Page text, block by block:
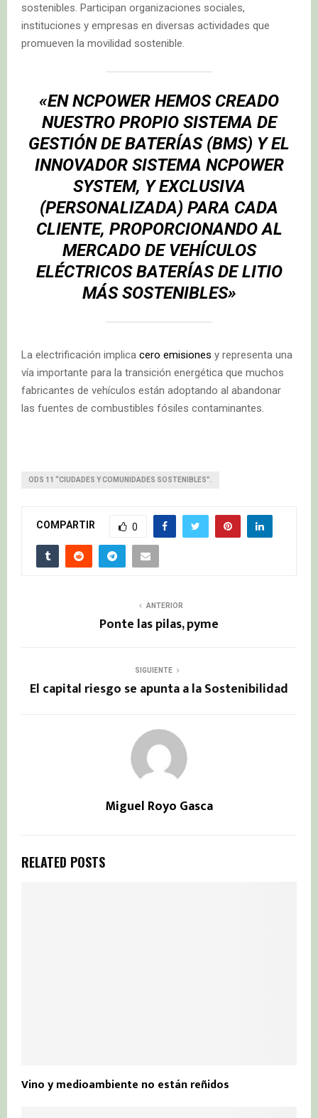
sostenibles. Participan organizaciones sociales,
instituciones y empresas en diversas actividades que
promueven la movilidad sostenible.
«EN NCPOWER HEMOS CREADO
NUESTRO PROPIO SISTEMA DE
GESTIÓN DE BATERÍAS (BMS) Y EL
INNOVADOR SISTEMA NCPOWER
SYSTEM, Y EXCLUSIVA
(PERSONALIZADA) PARA CADA
CLIENTE, PROPORCIONANDO AL
MERCADO DE VEHÍCULOS
ELÉCTRICOS BATERÍAS DE LITIO
MÁS SOSTENIBLES»
La electrificación implica cero emisiones y representa una
vía importante para la transición energética que muchos
fabricantes de vehículos están adoptando al abandonar
las fuentes de combustibles fósiles contaminantes.
ODS 11 “CIUDADES Y COMUNIDADES SOSTENIBLES”.
COMPARTIR 0
ANTERIOR
Ponte las pilas, pyme
SIGUIENTE
El capital riesgo se apunta a la Sostenibilidad
Miguel Royo Gasca
RELATED POSTS
Vino y medioambiente no están reñidos